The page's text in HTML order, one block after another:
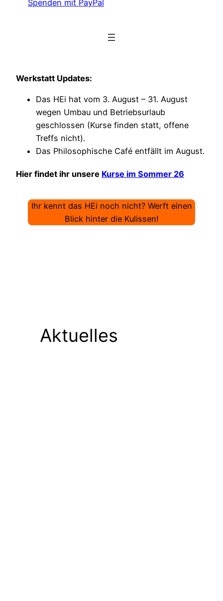
Spenden mit PayPal
Werkstatt Updates:
Das HEi hat vom 3. August – 31. August
wegen Umbau und Betriebsurlaub
geschlossen (Kurse finden statt, offene
Treffs nicht).
Das Philosophische Café entfällt im August.
Hier findet ihr unsere Kurse im Sommer 26
Ihr kennt das HEi noch nicht? Werft einen
Blick hinter die Kulissen!
Aktuelles